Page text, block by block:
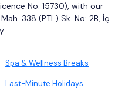
No: 15730), with our
338 (PTL) Sk. No: 2B, İç
Spa & Wellness Breaks
Last-Minute Holidays